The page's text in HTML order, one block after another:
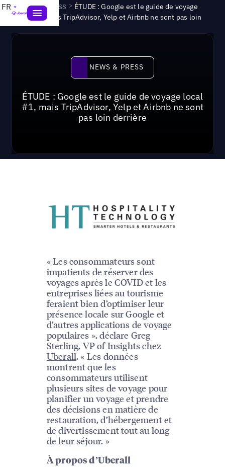
FR News & Press > ÉTUDE : Google est le guide de voyage
local n° 1, mais TripAdvisor, Yelp et Airbnb ne sont pas loin
News & Press
NEWS & PRESS
ÉTUDE : Google est le guide de voyage local
#1, mais TripAdvisor, Yelp et Airbnb ne sont
pas loin derrière
« Les consommateurs sont
impatients de réserver des
voyages après le COVID et les
entreprises liées au tourisme
feraient bien d’optimiser leur
présence locale sur Google et
d’autres applications de voyage
populaires », déclare Greg
Sterling, VP of Insights chez
Uberall. « Les données
montrent que les
consommateurs utilisent
plusieurs sites de voyage pour
planifier un voyage et prendre
des décisions en matière de
restauration, d’hébergement et
de divertissement tout au long
de leur séjour. »
À propos d’Uberall